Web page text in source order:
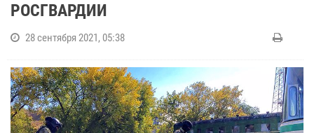
РОСГВАРДИИ
28 сентября 2021, 05:38